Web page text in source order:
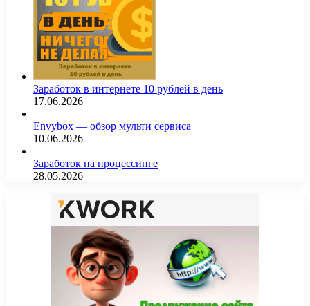
Заработок в интернете 10 рублей в день
17.06.2026
Envybox — обзор мульти сервиса
10.06.2026
Заработок на процессинге
28.05.2026